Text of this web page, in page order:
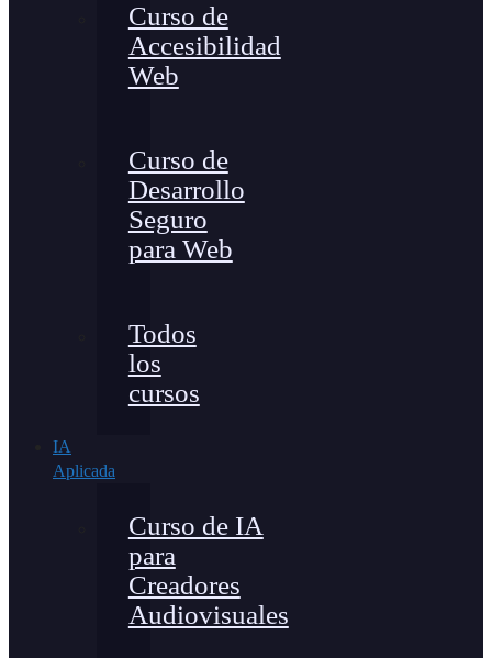
Curso de
Accesibilidad
Web
Curso de
Desarrollo
Seguro
para Web
Todos
los
cursos
IA
Aplicada
Curso de IA
para
Creadores
Audiovisuales